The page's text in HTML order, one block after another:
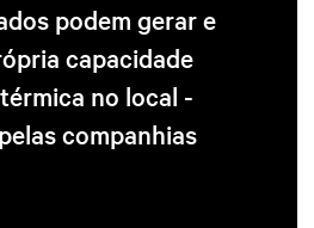
podem gerar e
capacidade
no local -
companhias